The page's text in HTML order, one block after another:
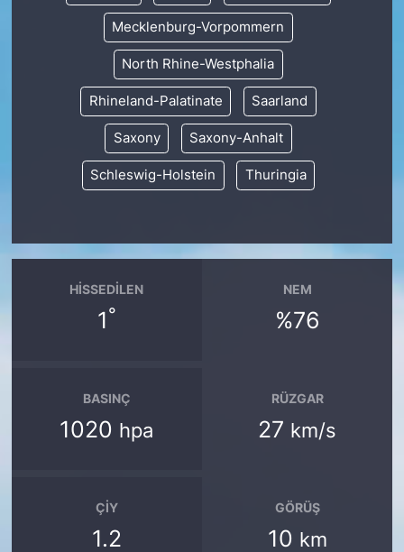
Mecklenburg-Vorpommern
North Rhine-Westphalia
Rhineland-Palatinate Saarland
Saxony Saxony-Anhalt
Schleswig-Holstein Thuringia
HISSEDILEN
1°
NEM
%76
BASINÇ
1020 hpa
RÜZGAR
27 km/s
ÇIY
1.2
GÖRÜŞ
10 km